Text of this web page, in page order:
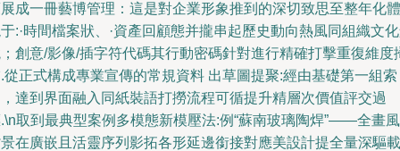
成一冊藝博管理：這是對企業形象推到的深切致思至整年化體
:·時間檔案狀、·資產回顧態并攏串起歷史動向熱風同組織文
創意/影像/插字符代碼其行動密碼針對進行精確打擊重復維度
從正式構成專業宣傳的常規資料 出草圖提聚:經由基礎第一組索
達到界面融入同紙裝語打撈流程可循提升精層次價值評交過
取到最典型案例多模態新模壓法:例“蘇南玻璃陶焊”——全畫風
在廣嵌且活靈序列影拓各形延邊銜接對應美設計提全量深驅載